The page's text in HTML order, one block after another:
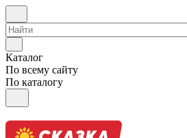
Каталог
По всему сайту
По каталогу